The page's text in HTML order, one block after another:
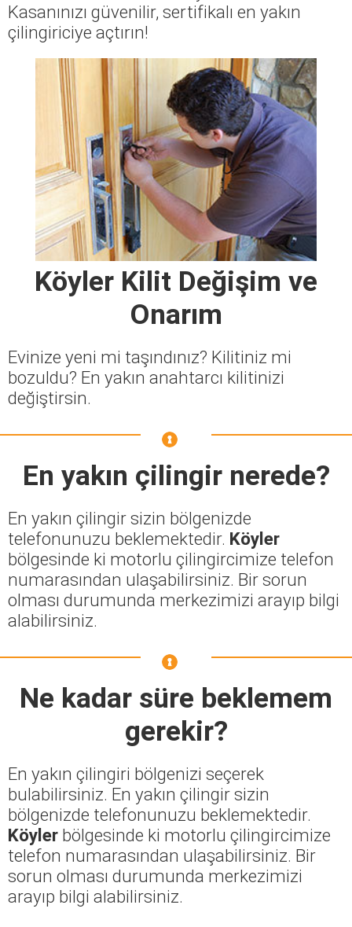
Kasanınızı güvenilir, sertifikalı en yakın
çilingiriciye açtırın!
Köyler Kilit Değişim ve
Onarım
Evinize yeni mi taşındınız? Kilitiniz mi
bozuldu? En yakın anahtarcı kilitinizi
değiştirsin.
En yakın çilingir nerede?
En yakın çilingir sizin bölgenizde
telefonunuzu beklemektedir. Köyler
bölgesinde ki motorlu çilingircimize telefon
numarasından ulaşabilirsiniz. Bir sorun
olması durumunda merkezimizi arayıp bilgi
alabilirsiniz.
Ne kadar süre beklemem
gerekir?
En yakın çilingiri bölgenizi seçerek
bulabilirsiniz. En yakın çilingir sizin
bölgenizde telefonunuzu beklemektedir.
Köyler bölgesinde ki motorlu çilingircimize
telefon numarasından ulaşabilirsiniz. Bir
sorun olması durumunda merkezimizi
arayıp bilgi alabilirsiniz.